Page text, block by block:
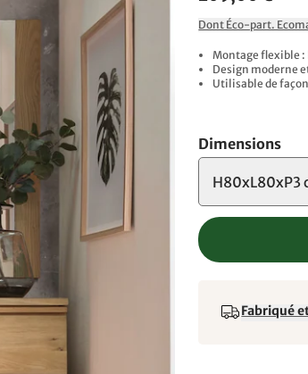
Dont Éco-part.
Montage flexible
Design moderne
Utilisable de
Dimensions
H80xL80xP3
Fabriqué